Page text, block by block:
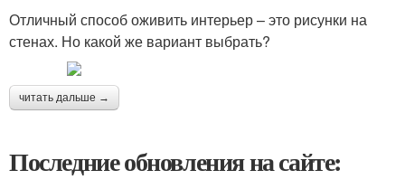
Отличный способ оживить интерьер – это рисунки на
стенах. Но какой же вариант выбрать?
читать дальше →
Последние обновления на сайте: